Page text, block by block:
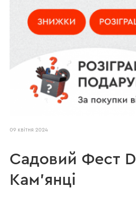
09 квітня 2024
Садовий Фест
Кам'янці